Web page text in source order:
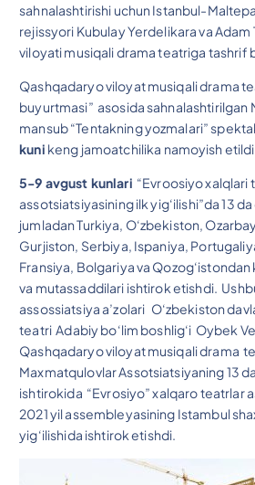
sahnalashtirishi uchun Istanbul-
rejissyori Kubulay Yerdelikara va
viloyati musiqali drama teatriga tashrif
Qashqadaryo viloyat musiqali drama
buyurtmasi” asosida sahnalashtirilgan
mansub “Tentakning yozmalari”
kuni keng jamoatchilika namoyish etildi.
5-9 avgust kunlari “Evroosiyo xalqlari
assotsiatsiyasining ilk yig‘ilishi”da 13 da
jumladan Turkiya, O‘zbekiston,
Gurjiston, Serbiya, Ispaniya,
Fransiya, Bolgariya va
va mutassaddilari ishtirok etishdi.
assossiatsiya a’zolari O‘zbekiston
teatri Adabiy bo‘lim boshlig‘i Oybek
Qashqadaryo viloyat musiqali drama
Maxmatqulovlar Assotsiatsiyaning 13
ishtirokida “Evrosiyo” xalqaro teatrlar
2021 yil assembleyasining Istambul
yig‘ilishida ishtirok etishdi.